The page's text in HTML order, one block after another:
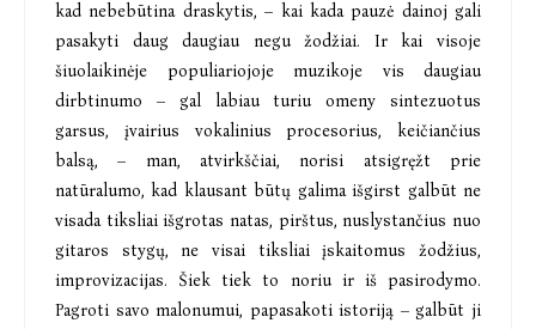
kad nebebūtina draskytis, – kai kada pauzė dainoj gali
pasakyti daug daugiau negu žodžiai. Ir kai visoje
šiuolaikinėje populiariojoje muzikoje vis daugiau
dirbtinumo – gal labiau turiu omeny sintezuotus
garsus, įvairius vokalinius procesorius, keičiančius
balsą, – man, atvirkščiai, norisi atsigręžt prie
natūralumo, kad klausant būtų galima išgirst galbūt ne
visada tiksliai išgrotas natas, pirštus, nuslystančius nuo
gitaros stygų, ne visai tiksliai įskaitomus žodžius,
improvizacijas. Šiek tiek to noriu ir iš pasirodymo.
Pagroti savo malonumui, papasakoti istoriją – galbūt ji